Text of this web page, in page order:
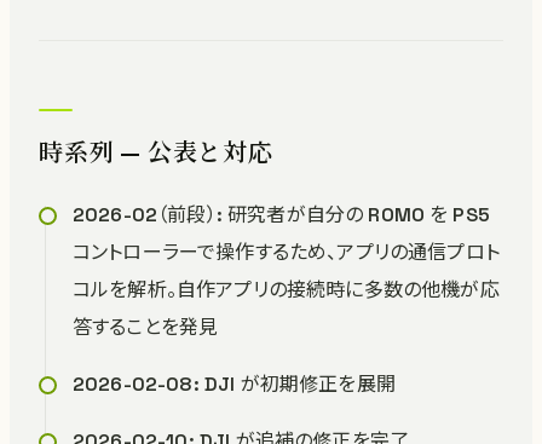
時系列 — 公表と対応
2026-02（前段）: 研究者が自分の ROMO を PS5
コントローラーで操作するため、アプリの通信プロト
コルを解析。自作アプリの接続時に多数の他機が応
答することを発見
2026-02-08: DJI が初期修正を展開